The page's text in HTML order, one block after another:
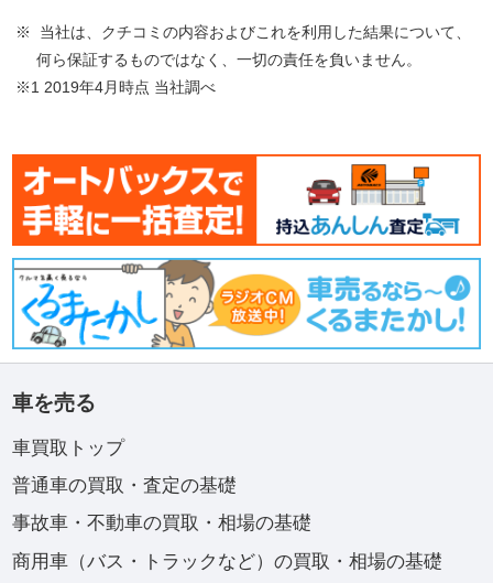
※ 当社は、クチコミの内容およびこれを利用した結果について、
何ら保証するものではなく、一切の責任を負いません。
※1 2019年4月時点 当社調べ
車を売る
車買取トップ
普通車の買取・査定の基礎
事故車・不動車の買取・相場の基礎
商用車（バス・トラックなど）の買取・相場の基礎